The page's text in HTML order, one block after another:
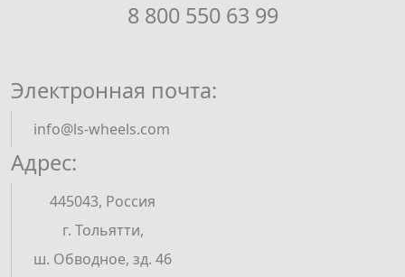
Адрес:
445043, Россия
г. Тольятти,
ш. Обводное, зд. 46
8 800 550 63 99
Электронная почта:
info@ls-wheels.com